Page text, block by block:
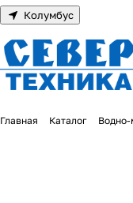
Колумбус
Главная Каталог Водно-